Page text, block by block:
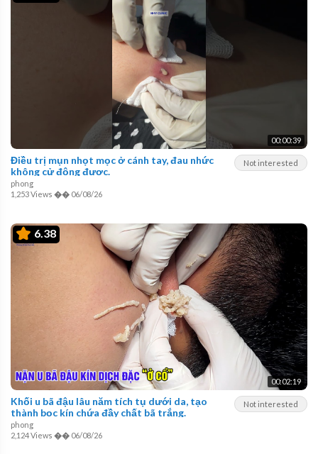
00:00:39
Not interested
Điều trị mụn nhọt mọc ở cánh tay, đau nhức
không cử động được.
phong
1,253 Views �� 06/08/26
6.38
00:02:19
Not interested
Khối u bã đậu lâu năm tích tụ dưới da, tạo
thành bọc kín chứa đầy chất bã trắng.
phong
2,124 Views �� 06/08/26